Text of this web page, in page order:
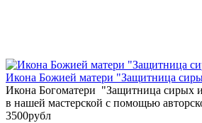
Икона Божией матери "Защитница
Икона Богоматери "Защитница сирых
в нашей мастерской с помощью
3500рубл